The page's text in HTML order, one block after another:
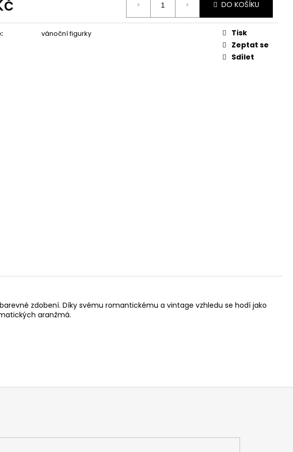
DO KOŠÍKU
: vánoční figurky
Tisk
Zeptat se
Sdílet
zdobení. Díky svému romantickému a vintage vzhledu se hodí jako
aranžmá.
STABILIZOVANÁ KVĚTINA, VĚČNÁ RŮŽE
ANDĚL
398 Kč